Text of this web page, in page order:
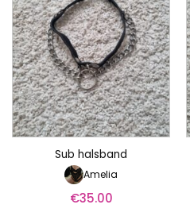
Sub halsband
Amelia
€35.00